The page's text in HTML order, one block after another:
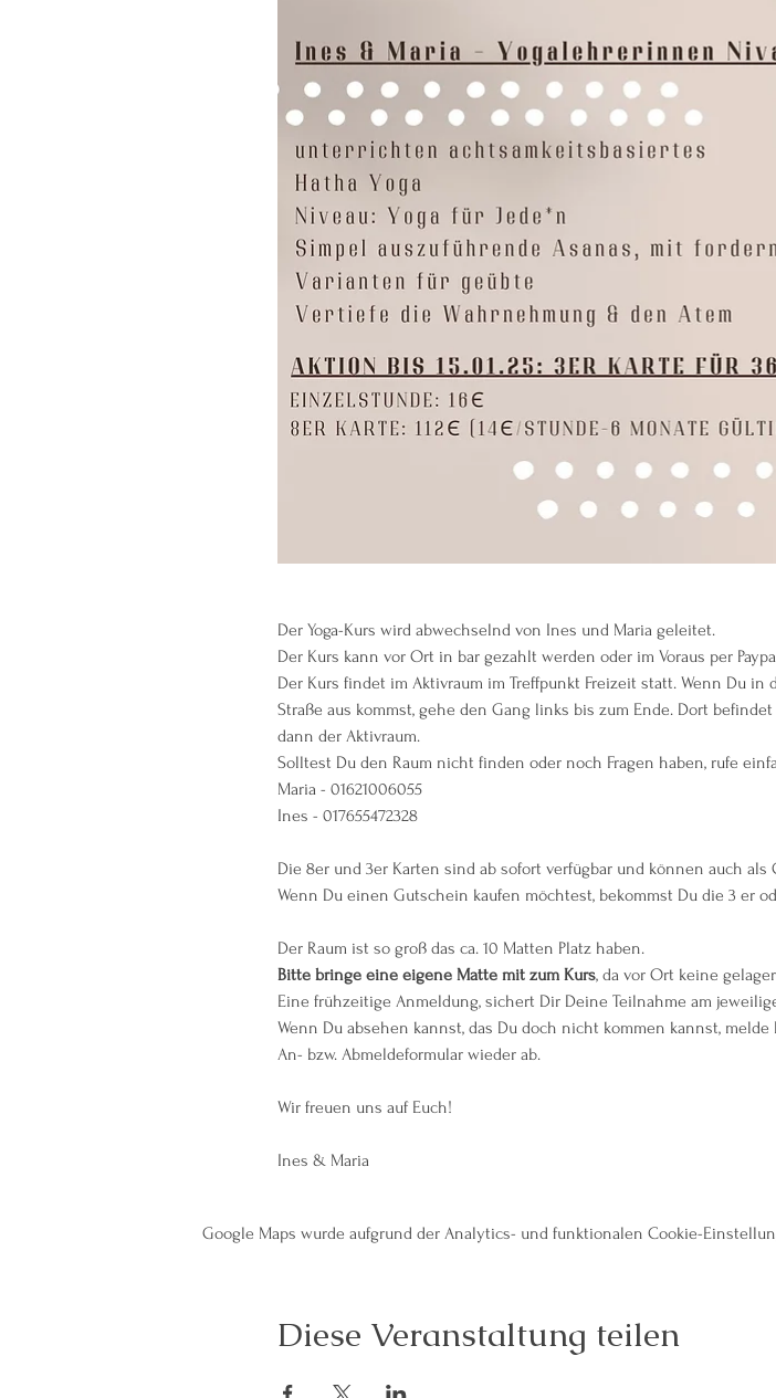
Der Yoga-Kurs wird abwechselnd von Ines und Maria geleitet.
Der Kurs kann vor Ort in bar gezahlt werden oder im Voraus per
Der Kurs findet im Aktivraum im Treffpunkt Freizeit statt. Wenn Du
Straße aus kommst, gehe den Gang links bis zum Ende. Dort
dann der Aktivraum.
Solltest Du den Raum nicht finden oder noch Fragen haben, rufe
Maria - 01621006055
Ines - 017655472328
Die 8er und 3er Karten sind ab sofort verfügbar und können auch
Wenn Du einen Gutschein kaufen möchtest, bekommst Du die 3 er
Der Raum ist so groß das ca. 10 Matten Platz haben.
Bitte bringe eine eigene Matte mit zum Kurs, da vor Ort keine
Eine frühzeitige Anmeldung, sichert Dir Deine Teilnahme am
Wenn Du absehen kannst, das Du doch nicht kommen kannst,
An- bzw. Abmeldeformular wieder ab.
Wir freuen uns auf Euch!
Ines & Maria
Google Maps wurde aufgrund der Analytics- und funktionalen Cookie-
Diese Veranstaltung teilen